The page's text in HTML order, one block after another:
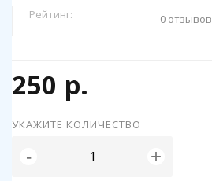
Рейтинг: 0 отзывов
250 р.
УКАЖИТЕ КОЛИЧЕСТВО
- +